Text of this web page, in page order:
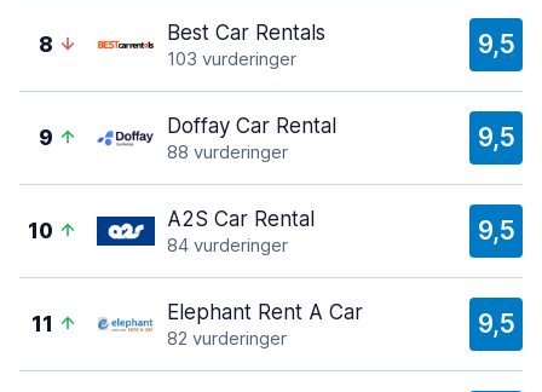
8 Best Car Rentals
103 vurderinger 9,5
9 Doffay Car Rental
88 vurderinger 9,5
10 A2S Car Rental
84 vurderinger 9,5
11 Elephant Rent A Car
82 vurderinger 9,5